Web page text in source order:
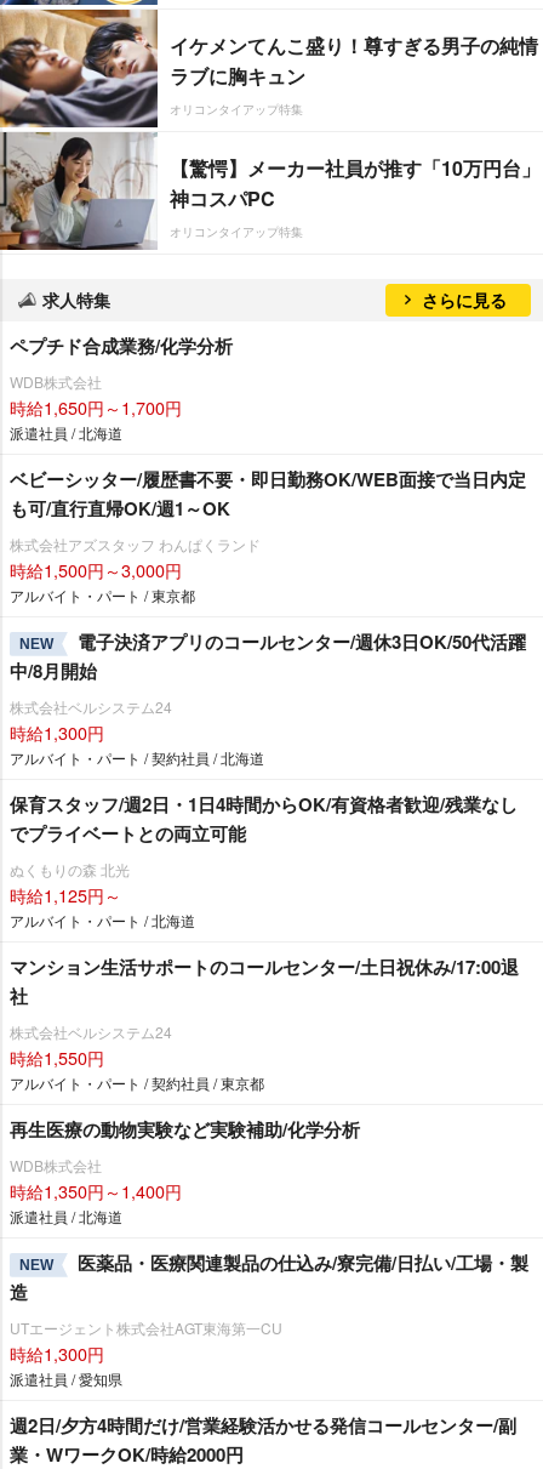
イケメンてんこ盛り！尊すぎる男子の純情
ラブに胸キュン
オリコンタイアップ特集
【驚愕】メーカー社員が推す「10万円台」
神コスパPC
オリコンタイアップ特集
求人特集 さらに見る
ペプチド合成業務/化学分析
WDB株式会社
時給1,650円～1,700円
派遣社員 / 北海道
ベビーシッター/履歴書不要・即日勤務OK/WEB面接で当日内定
も可/直行直帰OK/週1～OK
株式会社アズスタッフ わんぱくランド
時給1,500円～3,000円
アルバイト・パート / 東京都
NEW
電子決済アプリのコールセンター/週休3日OK/50代活躍
中/8月開始
株式会社ベルシステム24
時給1,300円
アルバイト・パート / 契約社員 / 北海道
保育スタッフ/週2日・1日4時間からOK/有資格者歓迎/残業なし
でプライベートとの両立可能
ぬくもりの森 北光
時給1,125円～
アルバイト・パート / 北海道
マンション生活サポートのコールセンター/土日祝休み/17:00退
社
株式会社ベルシステム24
時給1,550円
アルバイト・パート / 契約社員 / 東京都
再生医療の動物実験など実験補助/化学分析
WDB株式会社
時給1,350円～1,400円
派遣社員 / 北海道
NEW
医薬品・医療関連製品の仕込み/寮完備/日払い/工場・製
造
UTエージェント株式会社AGT東海第一CU
時給1,300円
派遣社員 / 愛知県
週2日/夕方4時間だけ/営業経験活かせる発信コールセンター/副
業・WワークOK/時給2000円